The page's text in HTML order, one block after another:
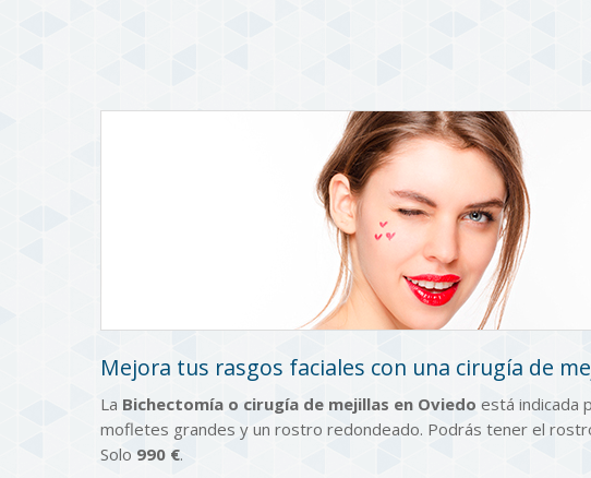
Mejora tus rasgos faciales con una cirugía de
La Bichectomía o cirugía de mejillas en Oviedo está indicada
mofletes grandes y un rostro redondeado. Podrás tener el
Solo 990 €.